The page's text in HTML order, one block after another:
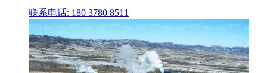
联系电话: 180 3780 8511